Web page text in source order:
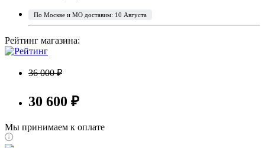
По Москве и МО доставим: 10 Августа
Рейтинг магазина:
36 000 ₽
30 600 ₽
Мы принимаем к оплате